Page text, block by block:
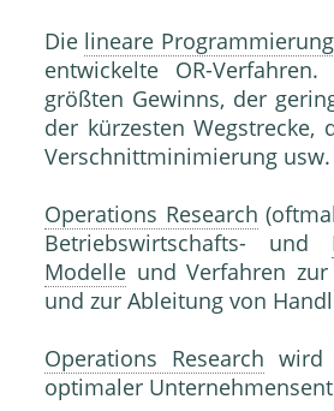
Die lineare Programmierung
entwickelte OR-
größten Gewinns, der
der kürzesten
Verschnittminimierung usw.
Operations Research
Betriebswirtschafts- und
Modelle und Verfahren
und zur Ableitung von
Operations Research wird
optimaler